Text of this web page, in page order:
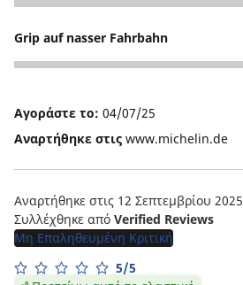
5
Grip auf nasser Fahrbahn
5
Αγοράστε το: 04/07/25
Αναρτήθηκε στις www.michelin.de
Αναρτήθηκε στις 12 Σεπτεμβρίου 2025
Συλλέχθηκε από Verified Reviews
Μη Επαληθευμένη Κριτική
5/5